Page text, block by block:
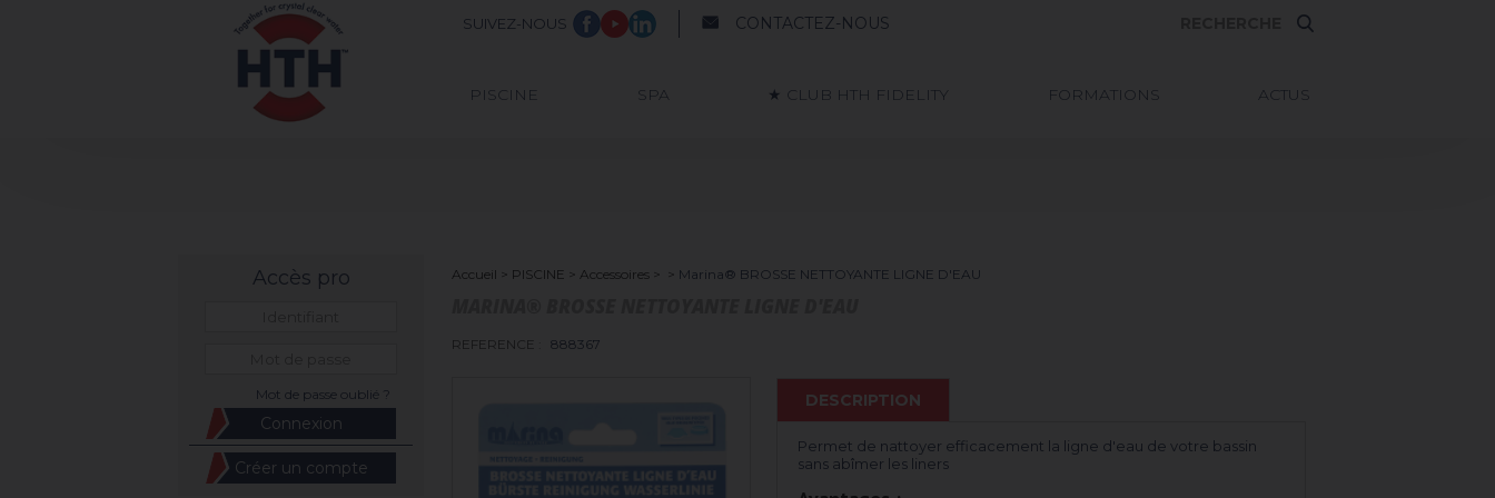
SUIVEZ-NOUS CONTACTEZ-NOUS
PISCINE SPA ★ CLUB HTH FIDELITY FORMATIONS ACTUS
Accès pro
Mot de passe oublié ?
Créer un compte
Accueil PISCINE Accessoires Marina® BROSSE NETTOYANTE LIGNE D'EAU
REFERENCE : 888367
DESCRIPTION
Permet de nattoyer efficacement la ligne d'eau de votre bassin
sans abîmer les liners